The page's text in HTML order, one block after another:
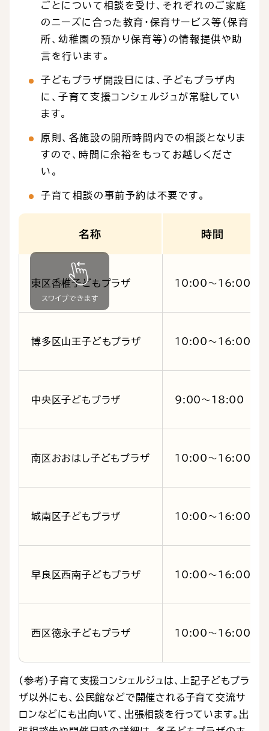
ごとについて相談を受け、それぞれのご家庭
のニーズに合った教育・保育サービス等（保育
所、幼稚園の預かり保育等）の情報提供や助
言を行います。
子どもプラザ開設日には、子どもプラザ内
に、子育て支援コンシェルジュが常駐してい
ます。
原則、各施設の開所時間内での相談となりま
すので、時間に余裕をもってお越しくださ
い。
子育て相談の事前予約は不要です。
名称 時間
東区香椎子どもプラザ 10:00～16:00
博多区山王子どもプラザ 10:00～16:00
中央区子どもプラザ 9:00～18:00
南区おおはし子どもプラザ 10:00～16:00
城南区子どもプラザ 10:00～16:00
早良区西南子どもプラザ 10:00～16:00
西区徳永子どもプラザ 10:00～16:00
（参考）子育て支援コンシェルジュは、上記子どもプラ
ザ以外にも、公民館などで開催される子育て交流サ
ロンなどにも出向いて、出張相談を行っています。出